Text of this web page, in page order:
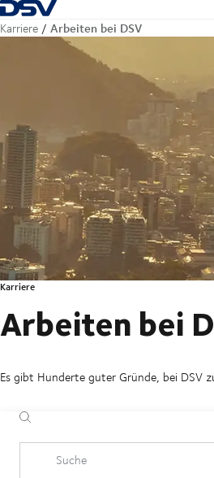
Zurück zur Startseite
Karriere Arbeiten bei DSV
Karriere
Arbeiten bei
Es gibt Hunderte guter Gründe, bei DSV
Suche